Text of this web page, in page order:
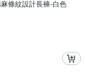
條紋設計長褲-白色